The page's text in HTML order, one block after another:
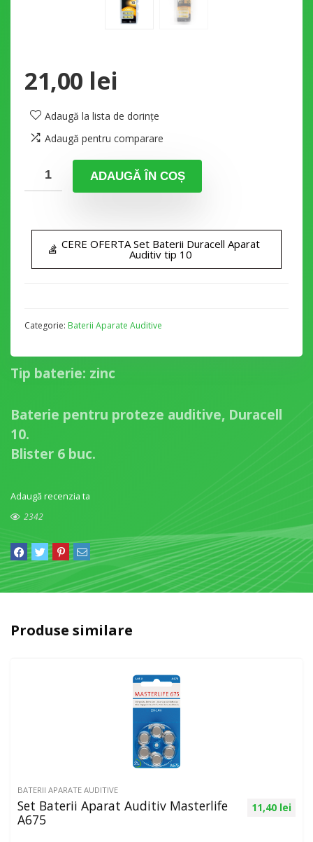
21,00 lei
Adaugă la lista de dorințe
Adaugă pentru comparare
ADAUGĂ ÎN COȘ
CERE OFERTA Set Baterii Duracell Aparat
Auditiv tip 10
Categorie: Baterii Aparate Auditive
Tip baterie: zinc
Baterie pentru proteze auditive, Duracell
10.
Blister 6 buc.
Adaugă recenzia ta
2342
Produse similare
BATERII APARATE AUDITIVE
Set Baterii Aparat Auditiv Masterlife
A675
11,40 lei